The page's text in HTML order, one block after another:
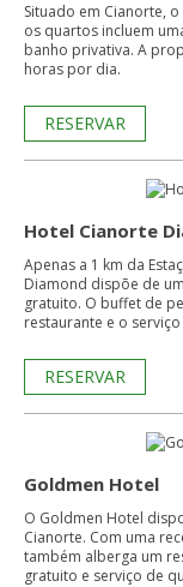
Situado em Cianorte,
os quartos incluem
banho privativa. A
horas por dia.
RESERVAR
Hotel Cianorte
Apenas a 1 km da
Diamond dispõe de
gratuito. O buffet de
restaurante e o
RESERVAR
Goldmen Hotel
O Goldmen Hotel
Cianorte. Com uma
também alberga um
gratuito e serviço de